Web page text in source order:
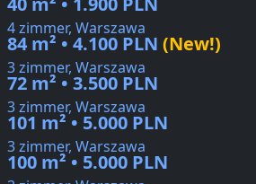
4 zimmer, Warszawa
84 m² • 4.100 PLN (New!)
3 zimmer, Warszawa
72 m² • 3.500 PLN
3 zimmer, Warszawa
101 m² • 5.000 PLN
3 zimmer, Warszawa
100 m² • 5.000 PLN